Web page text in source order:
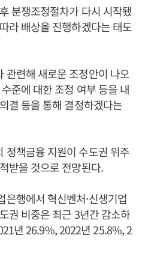
분쟁조정절차가 다시 시작됐
라 배상을 진행하겠다는 태도
관련해 새로운 조정안이 나오
준에 대한 조정 여부 등을 내
결 등을 통해 결정하겠다는
정책금융 지원이 수도권 위주
받을 것으로 전망된다.
행에서 혁신벤처·신생기업
권 비중은 최근 3년간 감소하
년 26.9%, 2022년 25.8%, 2